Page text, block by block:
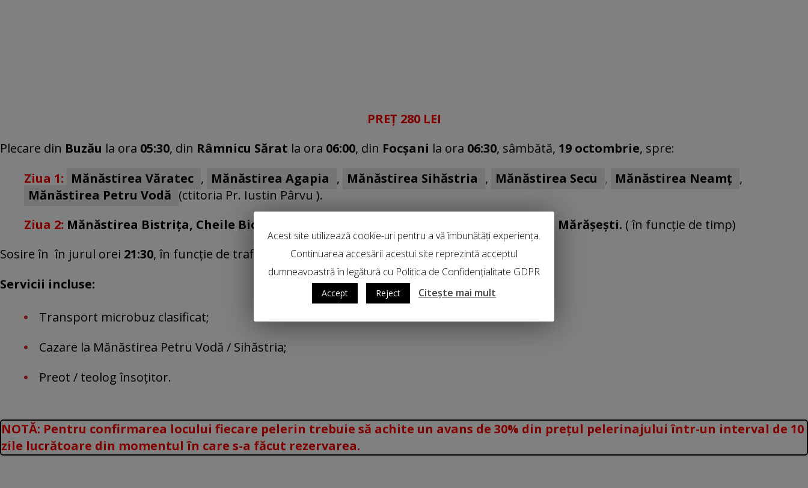
PREȚ 280 LEI
Plecare din Buzău la ora 05:30, din Râmnicu Sărat la ora 06:00, din Focșani la ora 06:30, sâmbătă, 19 octombrie, spre:
Ziua 1: Mănăstirea Văratec , Mănăstirea Agapia , Mănăstirea Sihăstria , Mănăstirea Secu , Mănăstirea Neamț ,
Mănăstirea Petru Vodă (ctitoria Pr. Iustin Pârvu ).
Ziua 2: Mănăstirea Bistrița, Cheile Bicazului, Mănăstirea Pângărați, Mausoleul Eroilor Mărășești. ( în funcție de timp)
Sosire în în jurul orei 21:30, în funcție de trafic.
Servicii incluse:
Transport microbuz clasificat;
Cazare la Mănăstirea Petru Vodă / Sihăstria;
Preot / teolog însoțitor.
NOTĂ: Pentru confirmarea locului fiecare pelerin trebuie să achite un avans de 30% din prețul pelerinajului într-un interval de 10
zile lucrătoare din momentul în care s-a făcut rezervarea.
Acest site utilizează cookie-uri pentru a vă îmbunătăți experiența.
Continuarea accesării acestui site reprezintă acceptul
dumneavoastră în legătură cu Politica de Confidențialitate GDPR
Accept Reject Citește mai mult